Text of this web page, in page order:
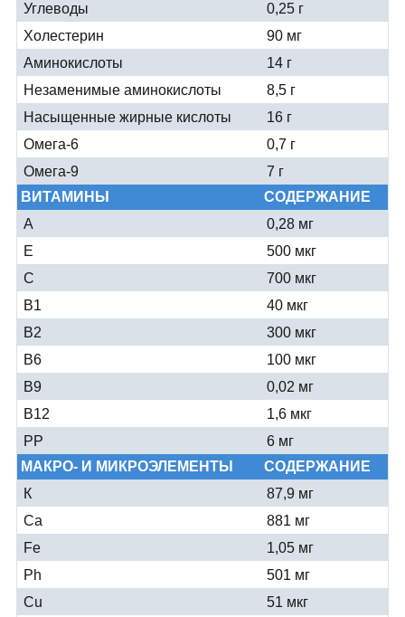
Углеводы
0,25 г
Холестерин
90 мг
Аминокислоты
14 г
Незаменимые аминокислоты
8,5 г
Насыщенные жирные кислоты
16 г
Омега-6
0,7 г
Омега-9
7 г
ВИТАМИНЫ
СОДЕРЖАНИЕ
А
0,28 мг
Е
500 мкг
С
700 мкг
В1
40 мкг
В2
300 мкг
В6
100 мкг
В9
0,02 мг
В12
1,6 мкг
РР
6 мг
МАКРО- И МИКРОЭЛЕМЕНТЫ
СОДЕРЖАНИЕ
К
87,9 мг
Са
881 мг
Fe
1,05 мг
Ph
501 мг
Cu
51 мкг